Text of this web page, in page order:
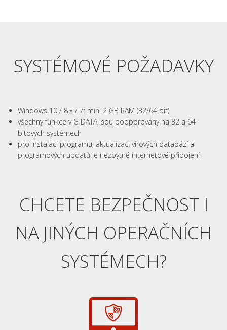
SYSTÉMOVÉ POŽADAVKY
Windows 10 / 8.x / 7: min. 2 GB RAM (32/64 bit)
všechny funkce v G DATA jsou podporovány na 32 a 64
bitových systémech
pro instalaci programu, aktualizaci virových databází a
programových updatů je nezbytné internetové připojení
CHCETE BEZPEČNOST I
NA JINÝCH OPERAČNÍCH
SYSTÉMECH?